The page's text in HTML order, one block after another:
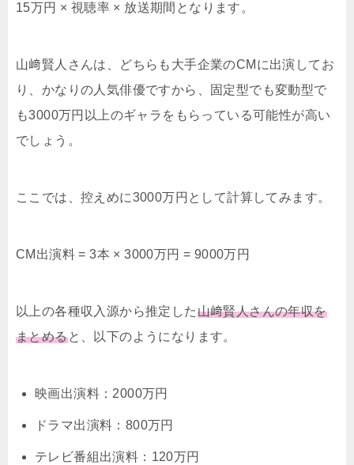
15万円 × 視聴率 × 放送期間となります。
山﨑賢人さんは、どちらも大手企業のCMに出演してお
り、かなりの人気俳優ですから、固定型でも変動型で
も3000万円以上のギャラをもらっている可能性が高い
でしょう。
ここでは、控えめに3000万円として計算してみます。
CM出演料 = 3本 × 3000万円 = 9000万円
以上の各種収入源から推定した山﨑賢人さんの年収を
まとめると、以下のようになります。
映画出演料：2000万円
ドラマ出演料：800万円
テレビ番組出演料：120万円